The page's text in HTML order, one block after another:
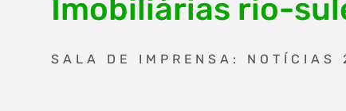
Imobiliárias rio-
SALA DE IMPRENSA: